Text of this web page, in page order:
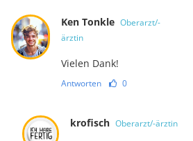
Ken Tonkle Oberarzt/-
ärztin
Vielen Dank!
Antworten 0
krofisch Oberarzt/-ärztin